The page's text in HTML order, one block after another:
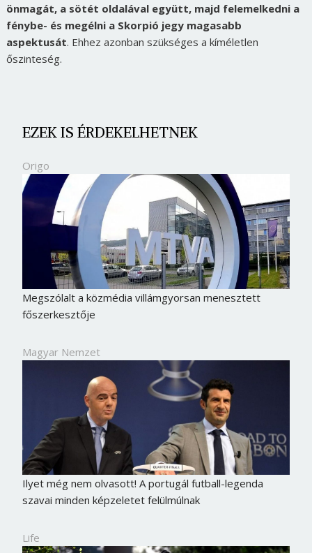
önmagát, a sötét oldalával együtt, majd felemelkedni a
fénybe- és megélni a Skorpió jegy magasabb
aspektusát. Ehhez azonban szükséges a kíméletlen
őszinteség.
EZEK IS ÉRDEKELHETNEK
Origo
Megszólalt a közmédia villámgyorsan menesztett
főszerkesztője
Magyar Nemzet
Ilyet még nem olvasott! A portugál futball-legenda
szavai minden képzeletet felülmúlnak
Life